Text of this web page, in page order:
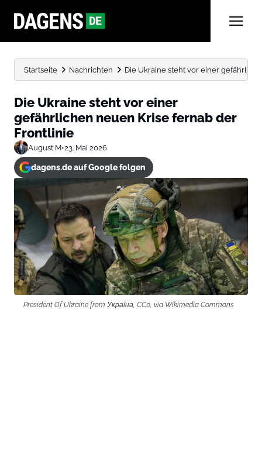
Startseite Nachrichten Die Ukraine steht vor einer
Die Ukraine steht vor einer
gefährlichen neuen Krise fernab der
Frontlinie
August M•23. Mai 2026
dagens.de auf Google folgen
President Of Ukraine from Україна, CC0, via Wikimedia Commons